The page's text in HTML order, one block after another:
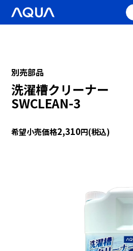
別売部品
洗濯槽クリーナー
SWCLEAN-3
希望小売価格2,310円(税込)